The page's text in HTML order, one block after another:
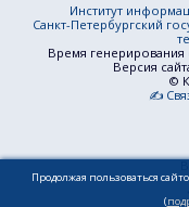
Продолжая пользоваться
(
Институт
Санкт-Петербургский
Время генерирования
Версия
©
✍